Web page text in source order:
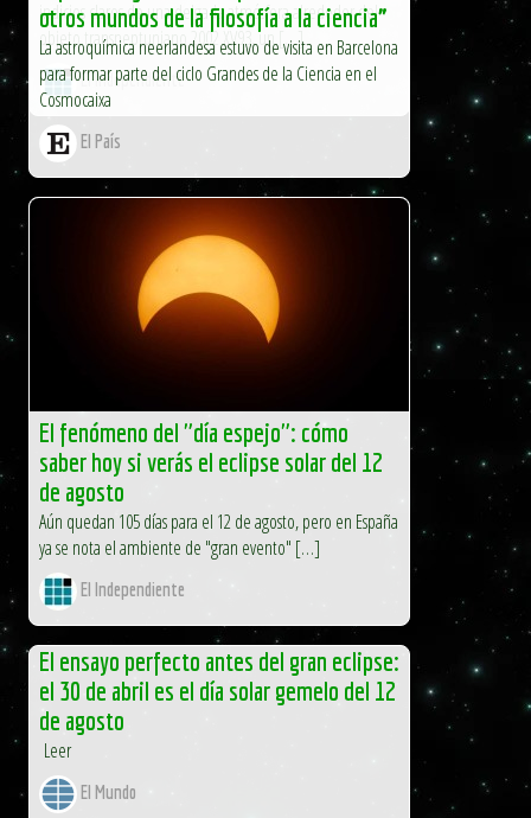
indicios claros de una delgada atmósfera alrededor del
objeto transneptuniano 2002 XV93, un […]
El Independiente
otros mundos de la filosofía a la ciencia”
La astroquímica neerlandesa estuvo de visita en Barcelona
para formar parte del ciclo Grandes de la Ciencia en el
Cosmocaixa
El País
El fenómeno del "día espejo": cómo
saber hoy si verás el eclipse solar del 12
de agosto
Aún quedan 105 días para el 12 de agosto, pero en España
ya se nota el ambiente de "gran evento" […]
El Independiente
El ensayo perfecto antes del gran eclipse:
el 30 de abril es el día solar gemelo del 12
de agosto
Leer
El Mundo